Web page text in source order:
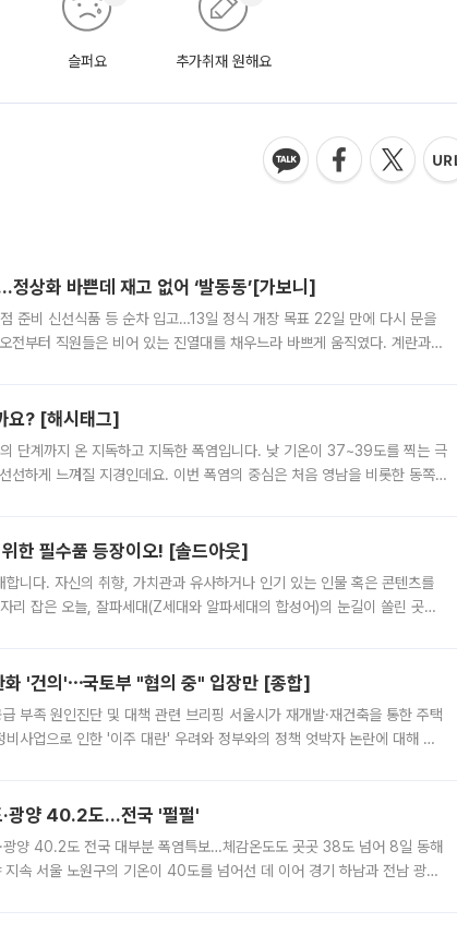
슬퍼요 추가취재 원해요
상화 바쁜데 재고 없어 ‘발동동’[가보니]
준비 신선식품 등 순차 입고…13일 정식 개장 목표 22일 만에 다시 문을
전부터 직원들은 비어 있는 진열대를 채우느라 바쁘게 움직였다. 계란과
요? [해시태그]
의 단계까지 온 지독하고 지독한 폭염입니다. 낮 기온이 37~39도를 찍는 극
선하게 느껴질 지경인데요. 이번 폭염의 중심은 처음 영남을 비롯한 동쪽
한 필수품 등장이오! [솔드아웃]
합니다. 자신의 취향, 가치관과 유사하거나 인기 있는 인물 혹은 콘텐츠를
잡은 오늘, 잘파세대(Z세대와 알파세대의 합성어)의 눈길이 쏠린 곳은
화 '건의'⋯국토부 "협의 중" 입장만 [종합]
부족 원인진단 및 대책 관련 브리핑 서울시가 재개발·재건축을 통한 주택
사업으로 인한 '이주 대란' 우려와 정부와의 정책 엇박자 논란에 대해 정
광양 40.2도…전국 '펄펄'
양 40.2도 전국 대부분 폭염특보…체감온도도 곳곳 38도 넘어 8일 동해
지속 서울 노원구의 기온이 40도를 넘어선 데 이어 경기 하남과 전남 광양